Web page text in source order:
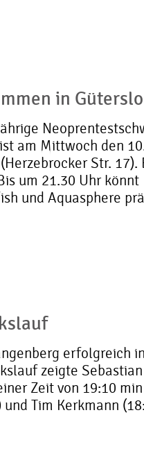
in
am Mittwoch den
Str. 17).
um 21.30 Uhr
und Aquasphere
erfolgreich
zeigte
Zeit von 19:10
Tim Kerkmann